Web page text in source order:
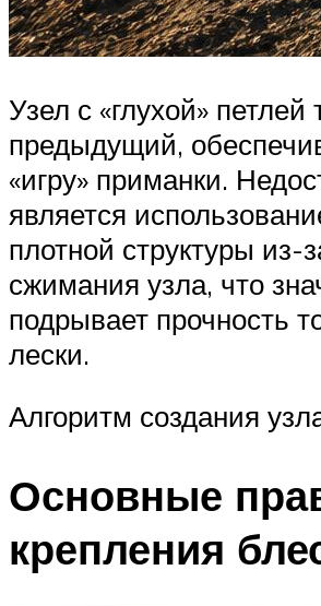
Узел с «глухой» петлей
предыдущий,
«игру» приманки.
является
плотной структуры из-
сжимания узла, что
подрывает прочность
лески.
Алгоритм создания
Основные
крепления